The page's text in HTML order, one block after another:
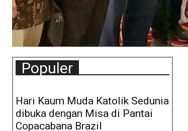
Populer
Hari Kaum Muda Katolik Sedunia
dibuka dengan Misa di Pantai
Copacabana Brazil